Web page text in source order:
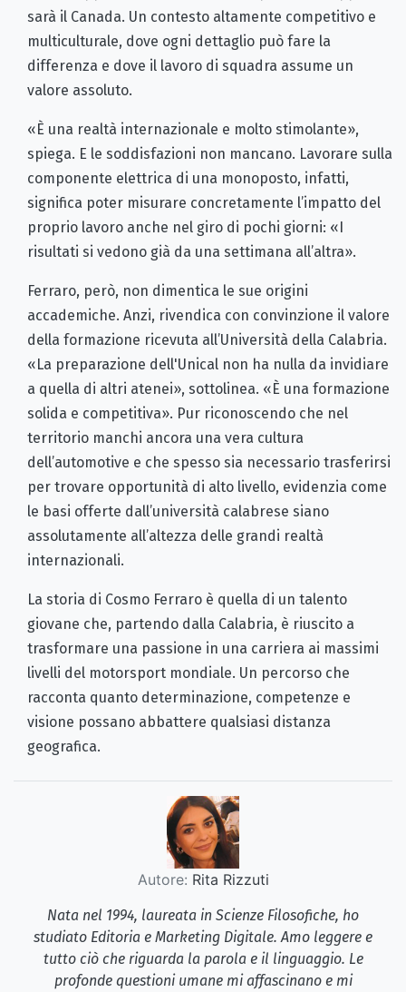
sarà il Canada. Un contesto altamente competitivo e
multiculturale, dove ogni dettaglio può fare la
differenza e dove il lavoro di squadra assume un
valore assoluto.
«È una realtà internazionale e molto stimolante»,
spiega. E le soddisfazioni non mancano. Lavorare sulla
componente elettrica di una monoposto, infatti,
significa poter misurare concretamente l’impatto del
proprio lavoro anche nel giro di pochi giorni: «I
risultati si vedono già da una settimana all’altra».
Ferraro, però, non dimentica le sue origini
accademiche. Anzi, rivendica con convinzione il valore
della formazione ricevuta all’Università della Calabria.
«La preparazione dell'Unical non ha nulla da invidiare
a quella di altri atenei», sottolinea. «È una formazione
solida e competitiva». Pur riconoscendo che nel
territorio manchi ancora una vera cultura
dell’automotive e che spesso sia necessario trasferirsi
per trovare opportunità di alto livello, evidenzia come
le basi offerte dall’università calabrese siano
assolutamente all’altezza delle grandi realtà
internazionali.
La storia di Cosmo Ferraro è quella di un talento
giovane che, partendo dalla Calabria, è riuscito a
trasformare una passione in una carriera ai massimi
livelli del motorsport mondiale. Un percorso che
racconta quanto determinazione, competenze e
visione possano abbattere qualsiasi distanza
geografica.
Autore: Rita Rizzuti
Nata nel 1994, laureata in Scienze Filosofiche, ho
studiato Editoria e Marketing Digitale. Amo leggere e
tutto ciò che riguarda la parola e il linguaggio. Le
profonde questioni umane mi affascinano e mi